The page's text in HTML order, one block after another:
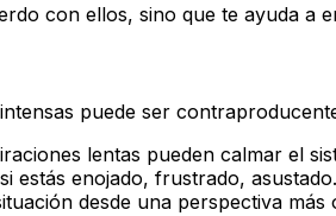
con ellos, sino que te ayuda
puede ser
lentas pueden calmar el
estás enojado, frustrado,
desde una perspectiva más